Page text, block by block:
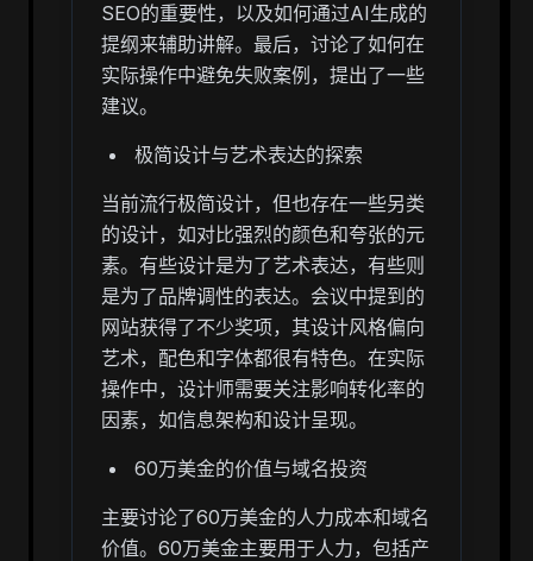
SEO的重要性，以及如何通过AI生成的
提纲来辅助讲解。最后，讨论了如何在
实际操作中避免失败案例，提出了一些
建议。
极简设计与艺术表达的探索
当前流行极简设计，但也存在一些另类
的设计，如对比强烈的颜色和夸张的元
素。有些设计是为了艺术表达，有些则
是为了品牌调性的表达。会议中提到的
网站获得了不少奖项，其设计风格偏向
艺术，配色和字体都很有特色。在实际
操作中，设计师需要关注影响转化率的
因素，如信息架构和设计呈现。
60万美金的价值与域名投资
主要讨论了60万美金的人力成本和域名
价值。60万美金主要用于人力，包括产